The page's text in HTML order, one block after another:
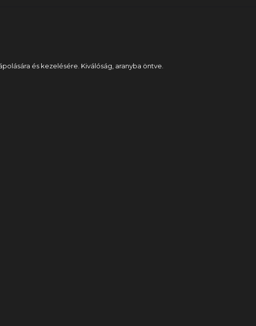
és kezelésére. Kiválóság, aranyba öntve.